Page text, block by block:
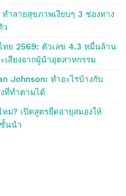
ำลายสุขภาพเงียบๆ 3 ช่องทาง
ว
ทย 2569: ตัวเลข 4.3 หมื่นล้าน
สียงจากผู้นำอุตสาหกรรม
Johnson: ทำอะไรบ้างกับ
ที่ทำตามได้
หม? เปิดสูตรยืดอายุสมองให้
นนำ